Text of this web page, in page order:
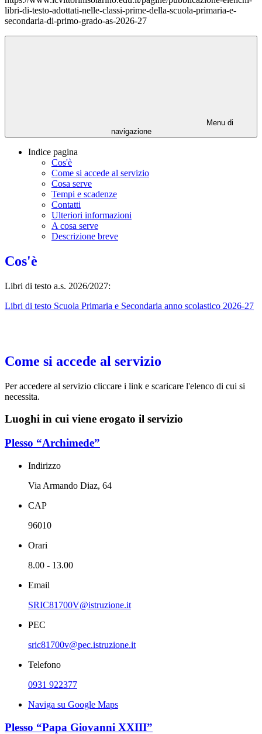
libri-di-testo-adottati-nelle-classi-prime-della-scuola-primaria-e-
secondaria-di-primo-grado-as-2026-27
Menu di
navigazione
Indice pagina
Cos'è
Come si accede al servizio
Cosa serve
Tempi e scadenze
Contatti
Ulteriori informazioni
A cosa serve
Descrizione breve
Cos'è
Libri di testo a.s. 2026/2027:
Libri di testo Scuola Primaria e Secondaria anno scolastico 2026-27
Come si accede al servizio
Per accedere al servizio cliccare i link e scaricare l'elenco di cui si
necessita.
Luoghi in cui viene erogato il servizio
Plesso “Archimede”
Indirizzo
Via Armando Diaz, 64
CAP
96010
Orari
8.00 - 13.00
Email
SRIC81700V@istruzione.it
PEC
sric81700v@pec.istruzione.it
Telefono
0931 922377
Naviga su Google Maps
Plesso “Papa Giovanni XXIII”